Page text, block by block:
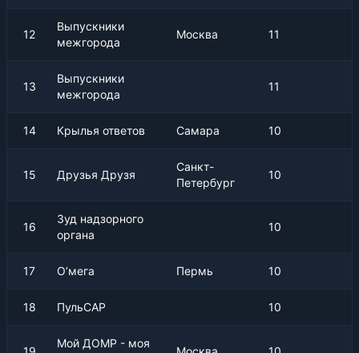
12
Выпускники
межгорода
Москва 11
13
Выпускники
межгорода
11
14 Крылья ответов Самара 10
15 Друзья Друзя
Санкт-
Петербург
10
16
Зуд надзорного
органа
10
17 О’мега Пермь 10
18 ПульСАР 10
Мой ДОМР - моя